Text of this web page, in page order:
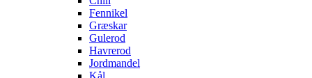
Fennikel
Græskar
Gulerod
Havrerod
Jordmandel
Kål